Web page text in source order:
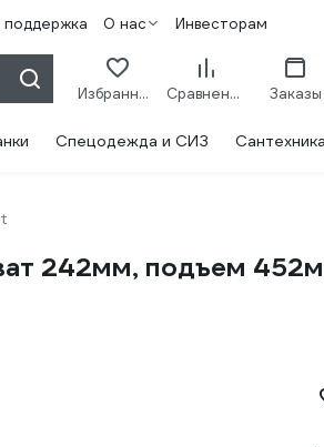
поддержка О нас Инвесторам
Избранное Сравнение Заказы
Спецодежда и СИЗ Сантехника
242мм, подъем